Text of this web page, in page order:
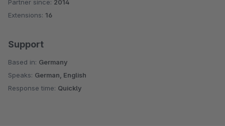
Average rating of 3.9 out of 5 stars
Partner since: 2014
Extensions: 16
Support
Based in: Germany
Speaks: German, English
Response time: Quickly